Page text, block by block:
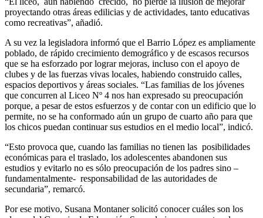
proyectando otras áreas edilicias y de actividades, tanto educativas
como recreativas”, añadió.
A su vez la legisladora informó que el Barrio López es ampliamente
poblado, de rápido crecimiento demográfico y de escasos recursos
que se ha esforzado por lograr mejoras, incluso con el apoyo de
clubes y de las fuerzas vivas locales, habiendo construido calles,
espacios deportivos y áreas sociales. “Las familias de los jóvenes
que concurren al Liceo Nº 4 nos han expresado su preocupación
porque, a pesar de estos esfuerzos y de contar con un edificio que lo
permite, no se ha conformado aún un grupo de cuarto año para que
los chicos puedan continuar sus estudios en el medio local”, indicó.
“Esto provoca que, cuando las familias no tienen las posibilidades
económicas para el traslado, los adolescentes abandonen sus
estudios y evitarlo no es sólo preocupación de los padres sino –
fundamentalmente- responsabilidad de las autoridades de
secundaria”, remarcó.
Por ese motivo, Susana Montaner solicitó conocer cuáles son los